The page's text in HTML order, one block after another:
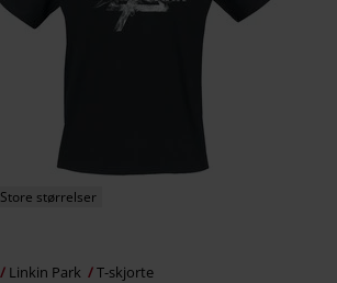
Store størrelser
Linkin Park T-skjorte